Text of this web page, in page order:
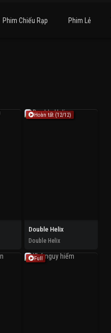
Phim Chiếu Rạp Phim Lẻ
Hoàn tất (12/12)
Double Helix
Double Helix
Full